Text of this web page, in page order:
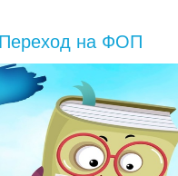
Переход на ФОП